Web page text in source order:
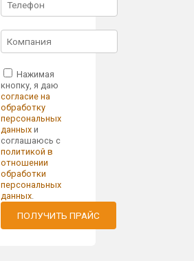
Нажимая
кнопку, я даю
согласие на
обработку
персональных
данныхи
соглашаюсь с
политикой в
отношении
обработки
персональных
данных.
ПОЛУЧИТЬ ПРАЙС